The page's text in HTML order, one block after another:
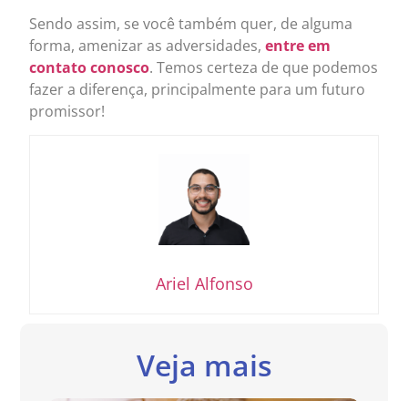
Sendo assim, se você também quer, de alguma
forma, amenizar as adversidades, entre em
contato conosco. Temos certeza de que podemos
fazer a diferença, principalmente para um futuro
promissor!
Ariel Alfonso
Veja mais